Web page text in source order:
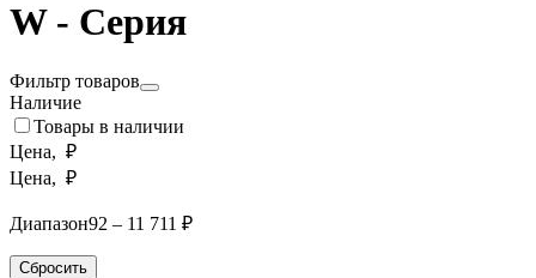
W - Серия
Фильтр товаров
Наличие
Товары в наличии
Цена, ₽
Цена, ₽
Диапазон92 – 11 711 ₽
Сбросить